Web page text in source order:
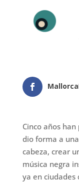
Cinco años
dio forma a
cabeza, crear
música negra
ya en ciudades